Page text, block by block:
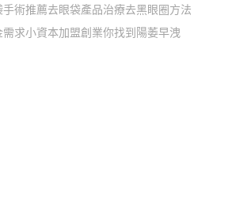
術推薦去眼袋產品治療去黑眼圈方法
求小資本加盟創業你找到陽萎早洩